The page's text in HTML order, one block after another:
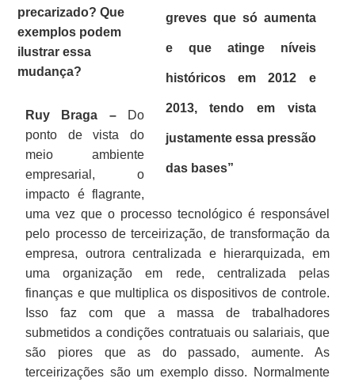
greves que só aumenta
e que atinge níveis
históricos em 2012 e
2013, tendo em vista
justamente essa pressão
das bases”
precarizado? Que
exemplos podem
ilustrar essa
mudança?
Ruy Braga –Do
ponto de vista do
meio ambiente
empresarial, o
impacto é flagrante,
uma vez que o processo tecnológico é responsável
pelo processo de terceirização, de transformação da
empresa, outrora centralizada e hierarquizada, em
uma organização em rede, centralizada pelas
finanças e que multiplica os dispositivos de controle.
Isso faz com que a massa de trabalhadores
submetidos a condições contratuais ou salariais, que
são piores que as do passado, aumente. As
terceirizações são um exemplo disso. Normalmente